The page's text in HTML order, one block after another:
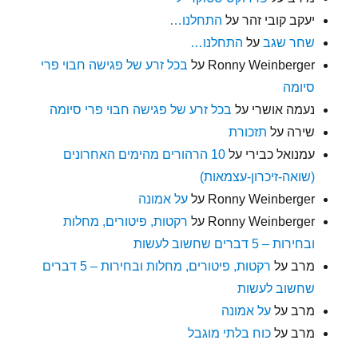
יעקב קובי זהר על התחלנו…
שחר שגב על התחלנו…
Ronny Weinberger על בכל זרע של פגישה חבוי פרי
סיומה
נעמה אושרי על בכל זרע של פגישה חבוי פרי סיומה
שירה על תזכורת
עמנואל כבירי על
10 הרהורים מהימים האחרונים
(שואה-זיכרון-עצמאות)
Ronny Weinberger עלעל אמונה
Ronny Weinberger על רקטות, פיטורים, מחלות
ובחירות – 5 דברים שחשוב לעשות
מרב על
רקטות, פיטורים, מחלות ובחירות – 5 דברים
שחשוב לעשות
מרב עלעל אמונה
מרב עלכוח בלתי מוגבל